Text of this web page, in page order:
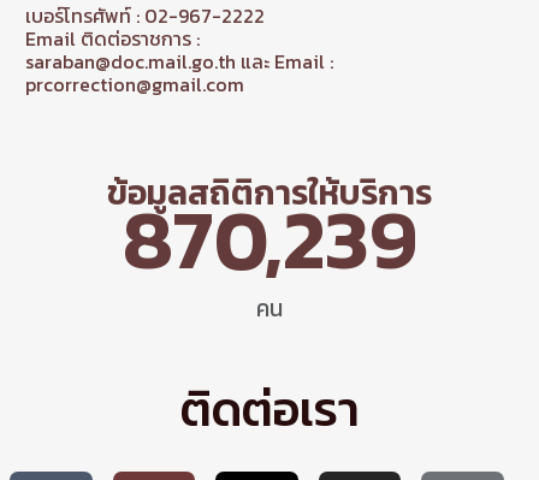
เบอร์โทรศัพท์ : 02-967-2222
Email ติดต่อราชการ :
saraban@doc.mail.go.th และ Email :
prcorrection@gmail.com
ข้อมูลสถิติการให้บริการ
คน
870,239
ติดต่อเรา